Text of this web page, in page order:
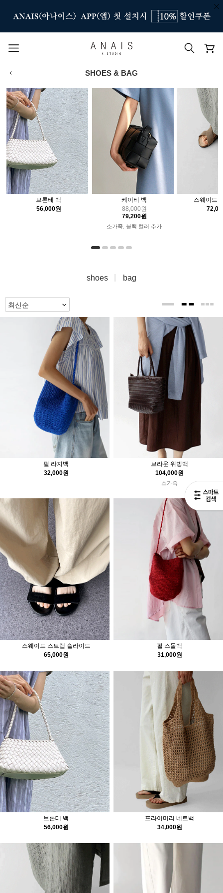
#신상7%할인 #아나이스 제작
#MD추천 #당일발송 #BEST OF BEST
SHOES & BAG
브론테 백
56,000원
케이티 백
88,000원
79,200원
소가죽, 블랙 컬러 추가
스웨이드
shoes bag
펄 라지백
32,000원
브라운 위빙백
104,000원
소가죽
스웨이드 스트랩 슬라이드
65,000원
펄 스몰백
31,000원
브론테 백
56,000원
프라이머리 네트백
34,000원